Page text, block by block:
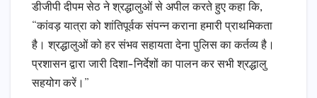
डीजीपी दीपम सेठ ने श्रद्धालुओं से अपील करते हुए कहा कि,
“कांवड़ यात्रा को शांतिपूर्वक संपन्न कराना हमारी प्राथमिकता
है। श्रद्धालुओं को हर संभव सहायता देना पुलिस का कर्तव्य है।
प्रशासन द्वारा जारी दिशा-निर्देशों का पालन कर सभी श्रद्धालु
सहयोग करें।”